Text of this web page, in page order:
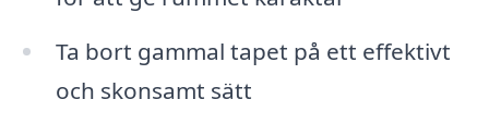
Ta bort gammal tapet på ett effektivt
och skonsamt sätt